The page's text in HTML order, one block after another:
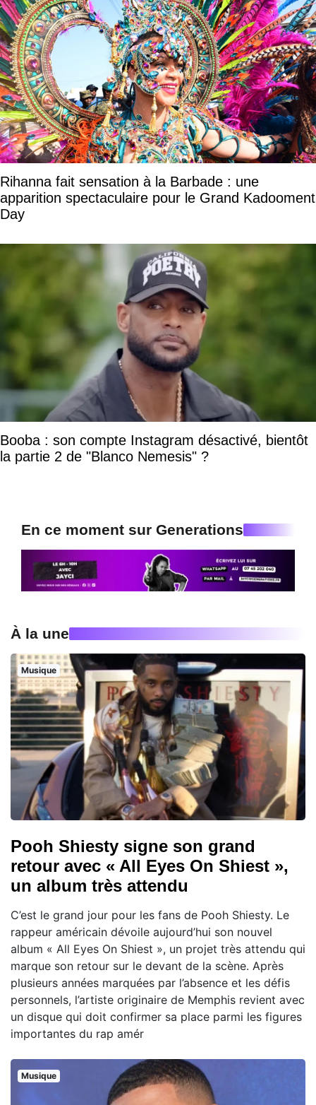
Rihanna fait sensation à la Barbade : une
apparition spectaculaire pour le Grand Kadooment
Day
Booba : son compte Instagram désactivé, bientôt
la partie 2 de "Blanco Nemesis" ?
En ce moment sur Generations
À la une
Musique
Pooh Shiesty signe son grand
retour avec « All Eyes On Shiest »,
un album très attendu
C’est le grand jour pour les fans de Pooh Shiesty. Le
rappeur américain dévoile aujourd’hui son nouvel
album « All Eyes On Shiest », un projet très attendu qui
marque son retour sur le devant de la scène. Après
plusieurs années marquées par l’absence et les défis
personnels, l’artiste originaire de Memphis revient avec
un disque qui doit confirmer sa place parmi les figures
importantes du rap amér
Musique